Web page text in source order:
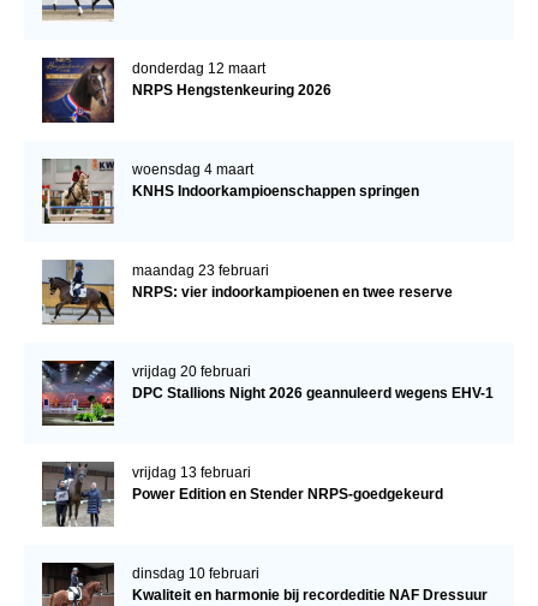
donderdag 12 maart
NRPS Hengstenkeuring 2026
woensdag 4 maart
KNHS Indoorkampioenschappen springen
maandag 23 februari
NRPS: vier indoorkampioenen en twee reserve
vrijdag 20 februari
DPC Stallions Night 2026 geannuleerd wegens EHV-1
vrijdag 13 februari
Power Edition en Stender NRPS-goedgekeurd
dinsdag 10 februari
Kwaliteit en harmonie bij recordeditie NAF Dressuur